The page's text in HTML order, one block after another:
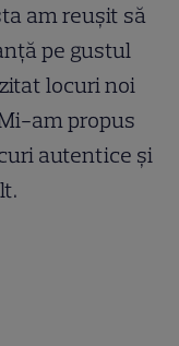
am reușit să
pe gustul
locuri noi
am propus
autentice și